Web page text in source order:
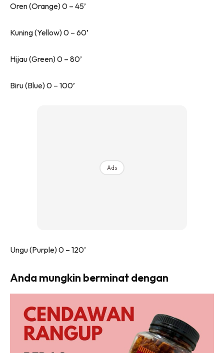
Oren (Orange) 0 – 45’
Kuning (Yellow) 0 – 60’
Hijau (Green) 0 – 80’
Biru (Blue) 0 – 100’
Ads
Ungu (Purple) 0 – 120’
Anda mungkin berminat dengan